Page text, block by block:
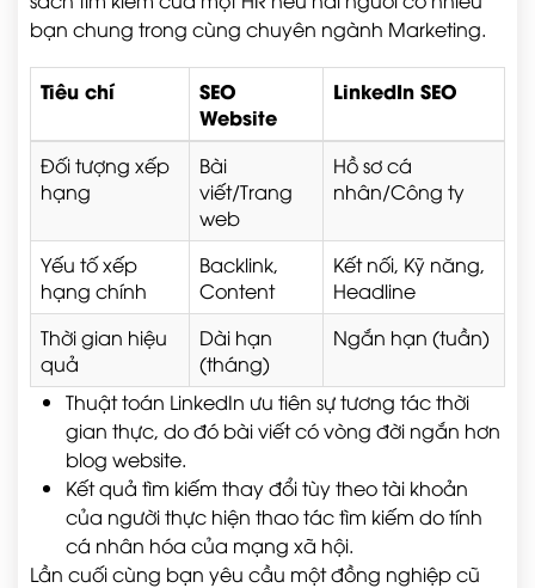
bạn chung trong cùng chuyên ngành Marketing.
Tiêu chí
SEO
Website
LinkedIn SEO
Đối tượng xếp
hạng
Bài
viết/Trang
web
Hồ sơ cá
nhân/Công ty
Yếu tố xếp
hạng chính
Backlink,
Content
Kết nối, Kỹ năng,
Headline
Thời gian hiệu
quả
Dài hạn
(tháng)
Ngắn hạn (tuần)
Thuật toán LinkedIn ưu tiên sự tương tác thời
gian thực, do đó bài viết có vòng đời ngắn hơn
blog website.
Kết quả tìm kiếm thay đổi tùy theo tài khoản
của người thực hiện thao tác tìm kiếm do tính
cá nhân hóa của mạng xã hội.
Lần cuối cùng bạn yêu cầu một đồng nghiệp cũ